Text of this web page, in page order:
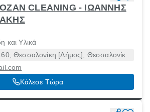
CLEANING - ΙΩΑΝΝΗΣ
και Υλικά
Θεσσαλονίκη [Δήμος], Θεσσαλονίκη,
Κάλεσε Τώρα